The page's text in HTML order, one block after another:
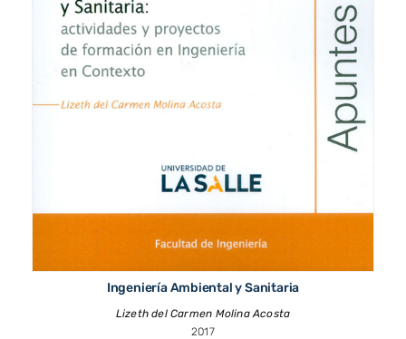
Ingeniería Ambiental y Sanitaria
Lizeth del Carmen Molina Acosta
2017